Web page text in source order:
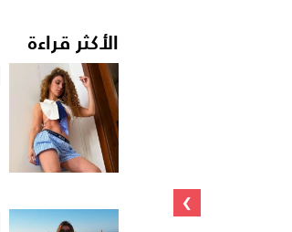
›
الأكثر قراءة